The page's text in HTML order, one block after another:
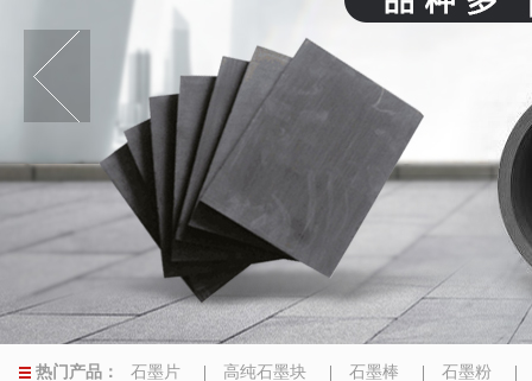
热门产品： 石墨片 高纯石墨块 石墨棒 石墨粉